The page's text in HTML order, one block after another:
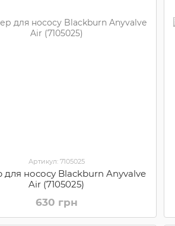
Артикул: 7105025
для нососу Blackburn Anyvalve
Air (7105025)
630 грн